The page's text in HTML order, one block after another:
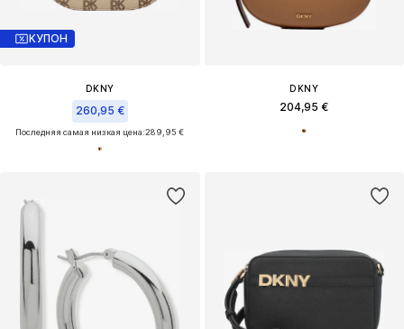
КУПОН
DKNY
260,95 €
Последняя самая низкая цена:289,95 €
DKNY
204,95 €